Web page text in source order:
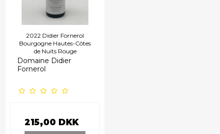
2022 Didier Fornerol
Bourgogne Hautes-Côtes
de Nuits Rouge
Domaine Didier
Fornerol
215,00 DKK